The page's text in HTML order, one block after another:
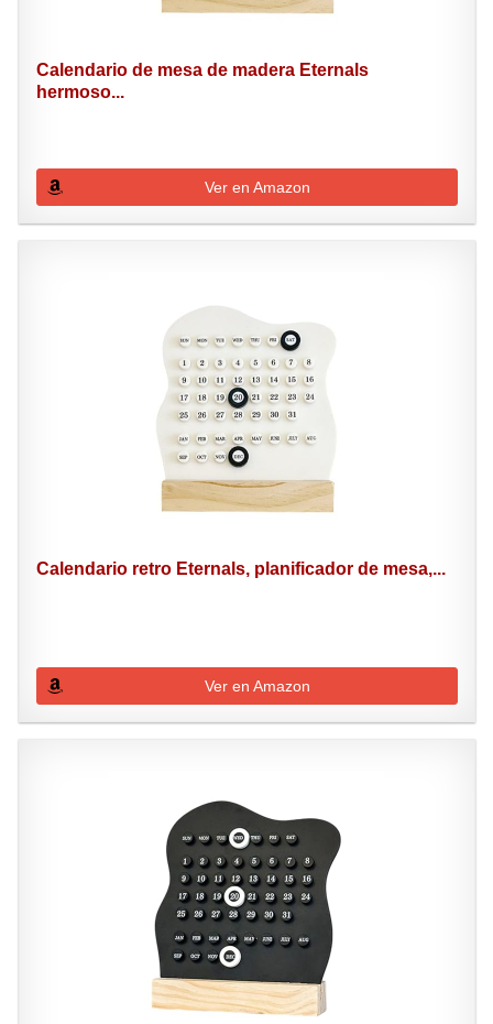
Calendario de mesa de madera Eternals
hermoso...
Ver en Amazon
Calendario retro Eternals, planificador de mesa,...
Ver en Amazon